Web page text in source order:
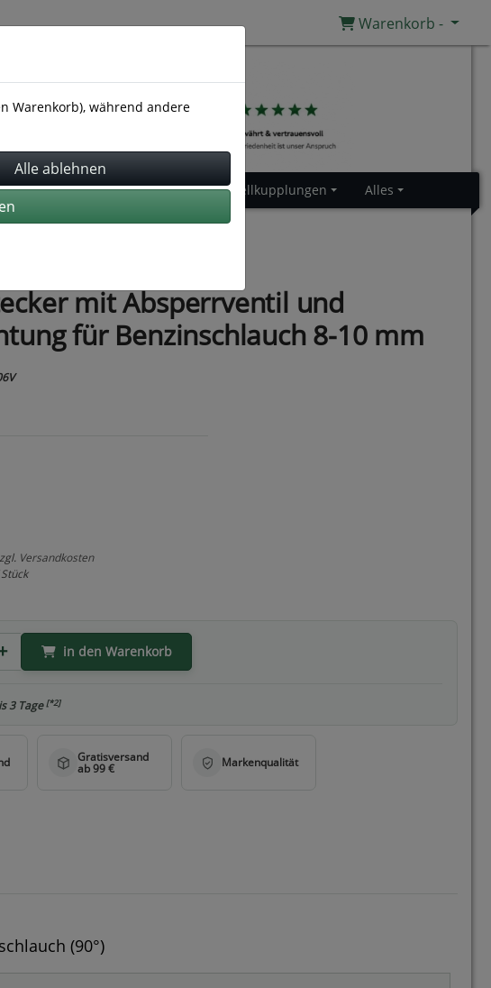
Warenkorb -
Gummiprofile Schnellkupplungen Alles
mit Absperrventil und
für Benzinschlauch 8-10 mm
Versandkosten
in den Warenkorb
3 Tage [*2]
(90°)
Warenkorb), während andere